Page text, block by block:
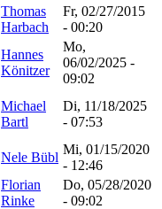
Thomas
Harbach
Fr, 02/27/2015
- 00:20
Hannes
Könitzer
Mo,
06/02/2025 -
09:02
Michael
Bartl
Di, 11/18/2025
- 07:53
Nele Bübl
Mi, 01/15/2020
- 12:46
Florian
Rinke
Do, 05/28/2020
- 09:02